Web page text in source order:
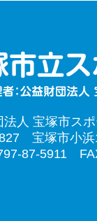
法人 宝塚市ス
宝塚市小浜
87-5911